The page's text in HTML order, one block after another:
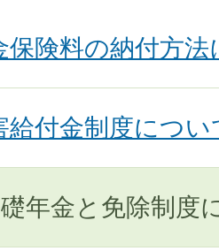
保険料の納付方
給付金制度につい
年金と免除制度